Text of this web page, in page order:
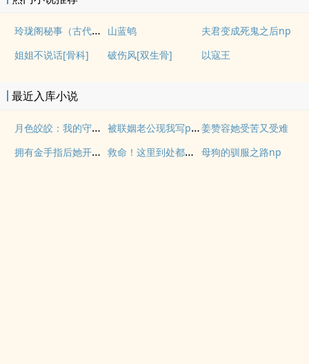
玲珑阁秘事（古代NP） 山蓝鸲
夫君变成死鬼之后np
姐姐不说话[骨科]
破伤风[双生骨] 以寇王
最近入库小说
月色皎皎：我的守护兽是蛇妖 被联姻老公现我写po文后姜赞容她受苦又受难
拥有金手指后她开始为所欲为 救命！这里到处都是阴暗批 母狗的驯服之路np